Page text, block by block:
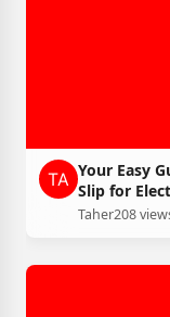
Your Easy
Slip for
Taher208